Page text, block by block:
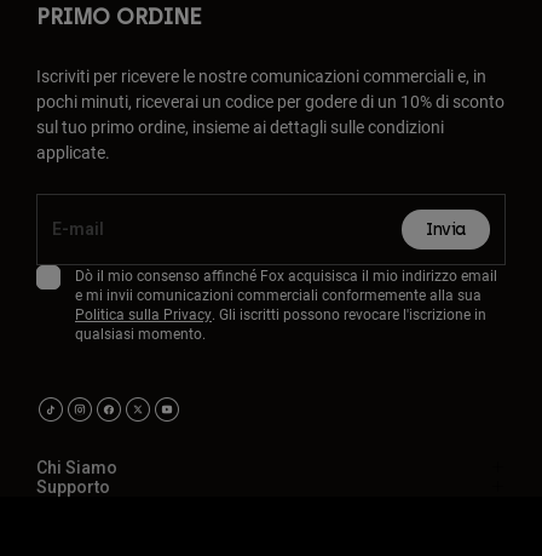
PRIMO ORDINE
Iscriviti per ricevere le nostre comunicazioni commerciali e, in
pochi minuti, riceverai un codice per godere di un 10% di sconto
sul tuo primo ordine, insieme ai dettagli sulle condizioni
applicate.
Invia
Dò il mio consenso affinché Fox acquisisca il mio indirizzo email
e mi invii comunicazioni commerciali conformemente alla sua
Politica sulla Privacy. Gli iscritti possono revocare l'iscrizione in
qualsiasi momento.
Chi Siamo
Supporto